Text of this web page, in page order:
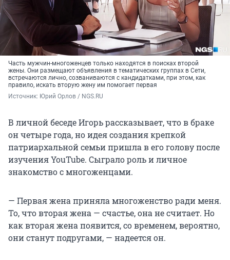
Часть мужчин-многоженцев только находятся в поисках второй
жены. Они размещают объявления в тематических группах в Сети,
встречаются лично, созваниваются с кандидатками, при этом, как
правило, искать вторую жену им помогает первая
Источник: Юрий Орлов / NGS.RU
В личной беседе Игорь рассказывает, что в браке
он четыре года, но идея создания крепкой
патриархальной семьи пришла в его голову после
изучения YouTube. Сыграло роль и личное
знакомство с многоженцами.
— Первая жена приняла многоженство ради меня.
То, что вторая жена — счастье, она не считает. Но
как вторая жена появится, со временем, вероятно,
они станут подругами, — надеется он.